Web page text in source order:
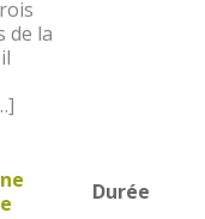
de la
Durée